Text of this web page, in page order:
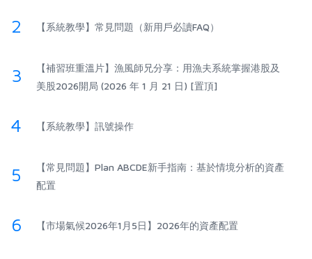
2 【系統教學】常見問題（新用戶必讀FAQ）
3
【補習班重溫片】漁風師兄分享：用漁夫系統掌握港股及
美股2026開局 (2026 年 1 月 21 日) [置頂]
4 【系統教學】訊號操作
5
【常見問題】Plan ABCDE新手指南：基於情境分析的資產
配置
6 【市場氣候2026年1月5日】2026年的資產配置